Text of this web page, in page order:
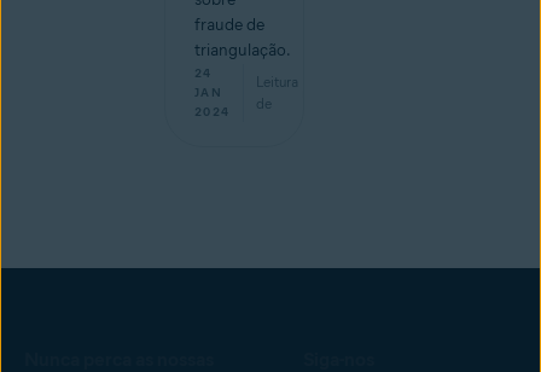
fraude de
triangulação.
24
JAN
2024
Leitura
de